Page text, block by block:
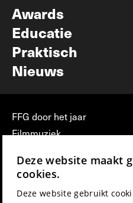
Awards
Educatie
Praktisch
Nieuws
FFG door het jaar
Filmmuziek
Press & Industry
Film Fest Friends
Deze website maakt
cookies.
Deze website gebruikt